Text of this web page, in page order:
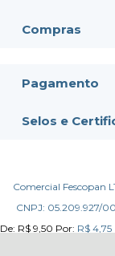
Compras
Pagamento
Selos e
Comercial Fescopan
CNPJ: 05.209.927/
De: R$ 9,50 Por: R$ 4,75